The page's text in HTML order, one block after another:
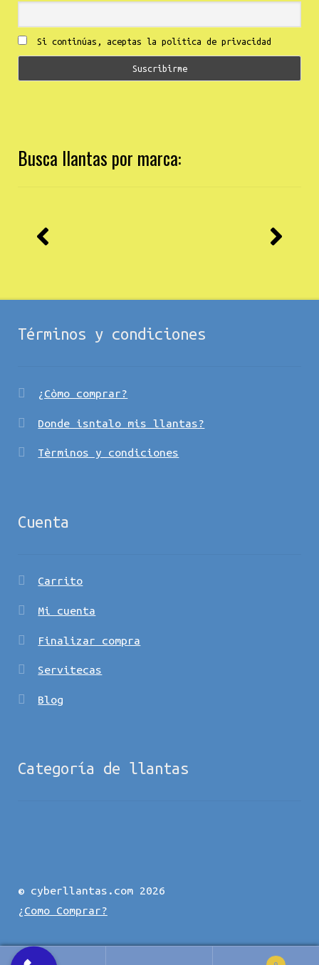
Si continúas, aceptas la política de privacidad
Busca llantas por marca:
Términos y condiciones
¿Còmo comprar?
Donde isntalo mis llantas?
Tèrminos y condiciones
Cuenta
Carrito
Mi cuenta
Finalizar compra
Servitecas
Blog
Categoría de llantas
© cyberllantas.com 2026
¿Como Comprar?